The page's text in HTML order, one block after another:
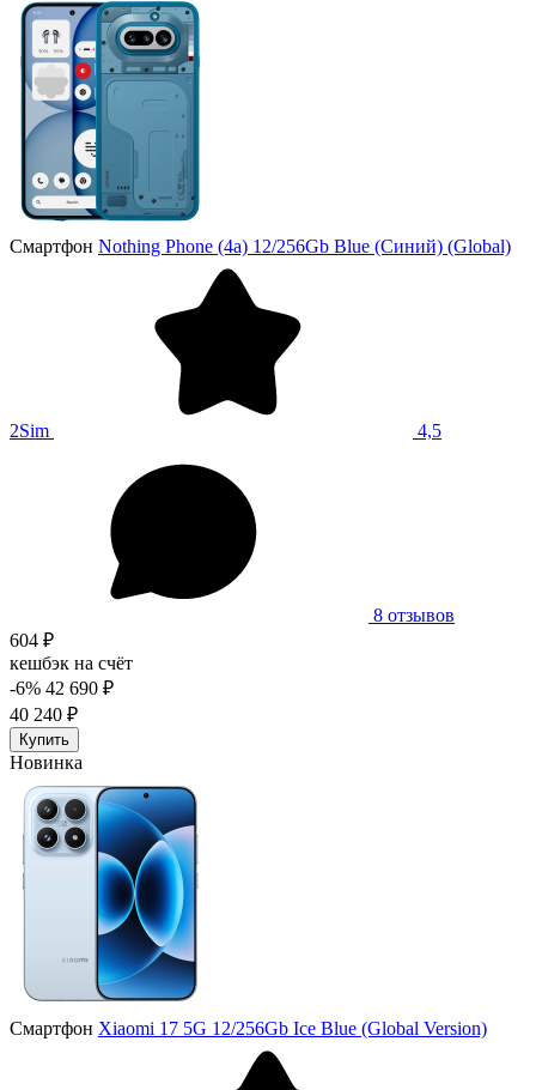
Смартфон Nothing Phone (4a) 12/256Gb Blue (Синий) (Global)
2Sim 4,5
8 отзывов
604 ₽
кешбэк на счёт
-6% 42 690 ₽
40 240 ₽
Купить
Новинка
Смартфон Xiaomi 17 5G 12/256Gb Ice Blue (Global Version)